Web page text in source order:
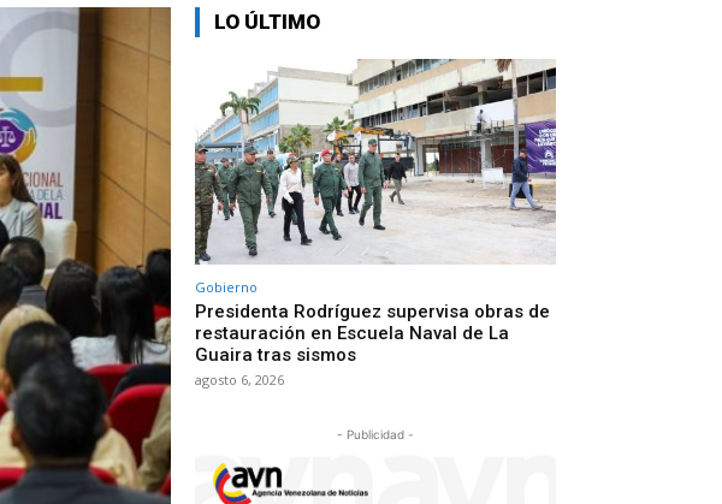
LO ÚLTIMO
Gobierno
Presidenta Rodríguez supervisa obras de
restauración en Escuela Naval de La
Guaira tras sismos
agosto 6, 2026
- Publicidad -